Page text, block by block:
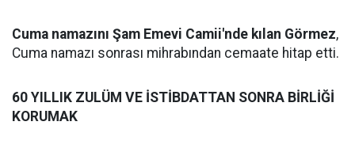
Cuma namazını Şam Emevi Camii'nde kılan Görmez,
Cuma namazı sonrası mihrabından cemaate hitap etti.
60 YILLIK ZULÜM VE İSTİBDATTAN SONRA BİRLİĞİ
KORUMAK